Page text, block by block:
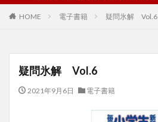
HOME 電子書籍 疑問氷解 Vol.6
疑問氷解 Vol.6
2021年9月6日 電子書籍